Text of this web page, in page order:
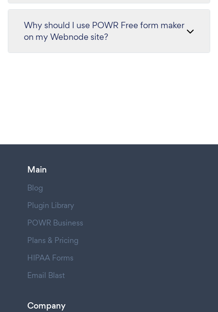
Why should I use POWR Free form maker
on my Webnode site?
Main
Blog
Plugin Library
POWR Business
Plans & Pricing
HIPAA Forms
Email Blast
Company